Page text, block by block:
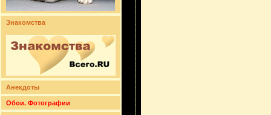
Знакомства
Анекдоты
Обои. Фотографии